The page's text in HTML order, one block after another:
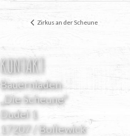
Zir­kus an der Scheune
KONTAKT
Bauernladen
„Die Scheune“
Dudel 1
17207 / Bollewick